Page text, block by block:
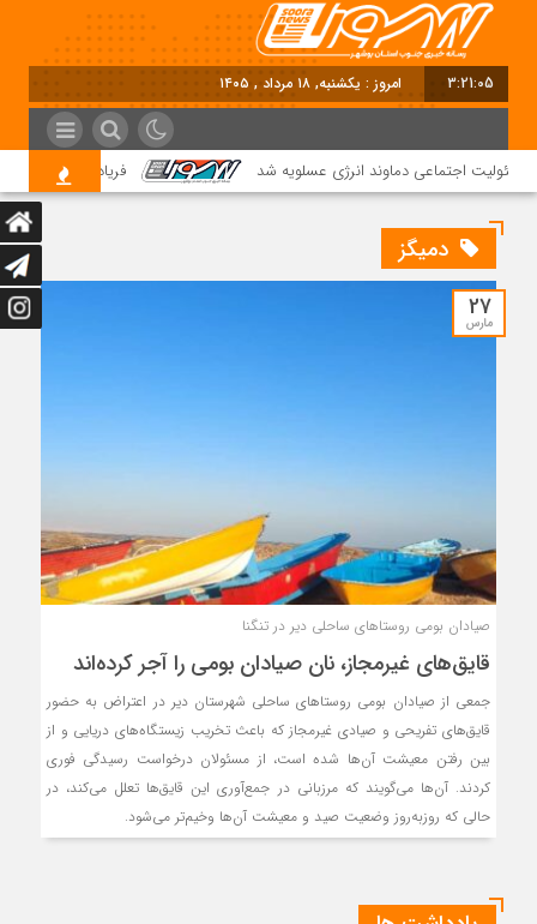
3:21:06 امروز : یکشنبه, ۱۸ مرداد , ۱۴۰۵
اجتماعی دماوند انرژی عسلویه شد فریاد مردم میانلو از
دمیگز
27
مارس
صیادان بومی روستاهای ساحلی دیر در تنگنا
قایق‌های غیرمجاز، نان صیادان بومی را آجر کرده‌اند
جمعی از صیادان بومی روستاهای ساحلی شهرستان دیر در اعتراض به حضور
قایق‌های تفریحی و صیادی غیرمجاز که باعث تخریب زیستگاه‌های دریایی و از
بین رفتن معیشت آن‌ها شده است، از مسئولان درخواست رسیدگی فوری
کردند. آن‌ها می‌گویند که مرزبانی در جمع‌آوری این قایق‌ها تعلل می‌کند، در
حالی که روزبه‌روز وضعیت صید و معیشت آن‌ها وخیم‌تر می‌شود.